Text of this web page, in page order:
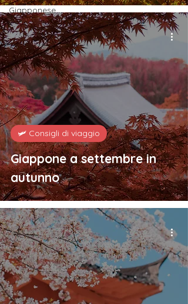
Giapponese
Giappone a settembre in
autunno
🛩️ Consigli di viaggio